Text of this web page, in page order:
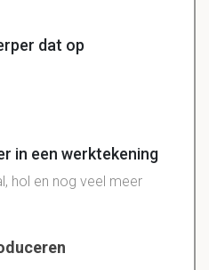
dat op
in een werktekening
hol en nog veel meer